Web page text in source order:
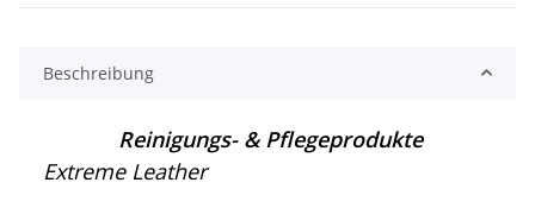
Beschreibung
Reinigungs- & Pflegeprodukte
Extreme Leather